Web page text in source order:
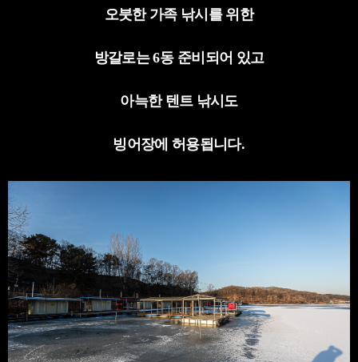
오붓한 가족 낚시를 위한
방갈로는6동 준비되어 있고
아늑한 텐트 낚시도
빙어장에 허용됩니다.